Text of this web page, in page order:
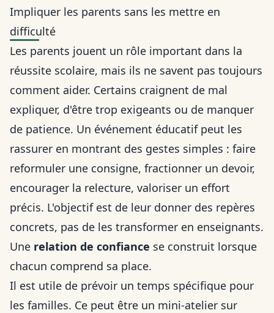
Impliquer les parents sans les mettre en
difficulté
Les parents jouent un rôle important dans la
réussite scolaire, mais ils ne savent pas toujours
comment aider. Certains craignent de mal
expliquer, d'être trop exigeants ou de manquer
de patience. Un événement éducatif peut les
rassurer en montrant des gestes simples : faire
reformuler une consigne, fractionner un devoir,
encourager la relecture, valoriser un effort
précis. L'objectif est de leur donner des repères
concrets, pas de les transformer en enseignants.
Une relation de confiance se construit lorsque
chacun comprend sa place.
Il est utile de prévoir un temps spécifique pour
les familles. Ce peut être un mini-atelier sur